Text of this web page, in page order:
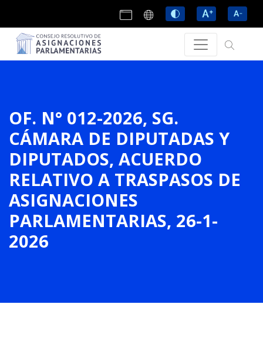
OF. N° 012-2026, SG.
CÁMARA DE DIPUTADAS Y
DIPUTADOS, ACUERDO
RELATIVO A TRASPASOS DE
ASIGNACIONES
PARLAMENTARIAS, 26-1-
2026